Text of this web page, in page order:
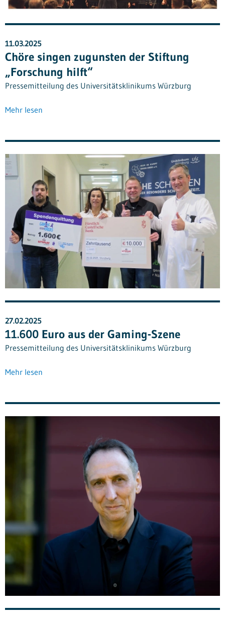
11.03.2025
Chöre singen zugunsten der Stiftung
„Forschung hilft“
Pressemitteilung des Universitätsklinikums Würzburg
Mehr lesen
27.02.2025
11.600 Euro aus der Gaming-Szene
Pressemitteilung des Universitätsklinikums Würzburg
Mehr lesen